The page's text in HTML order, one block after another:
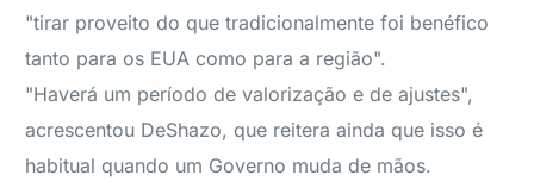
"tirar proveito do que tradicionalmente foi benéfico
tanto para os EUA como para a região".
"Haverá um período de valorização e de ajustes",
acrescentou DeShazo, que reitera ainda que isso é
habitual quando um Governo muda de mãos.